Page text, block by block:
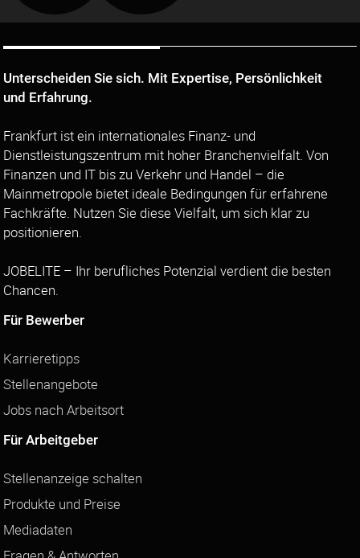
Unterscheiden Sie sich. Mit Expertise, Persönlichkeit
und Erfahrung.
Frankfurt ist ein internationales Finanz- und
Dienstleistungszentrum mit hoher Branchenvielfalt. Von
Finanzen und IT bis zu Verkehr und Handel – die
Mainmetropole bietet ideale Bedingungen für erfahrene
Fachkräfte. Nutzen Sie diese Vielfalt, um sich klar zu
positionieren.
JOBELITE – Ihr berufliches Potenzial verdient die besten
Chancen.
Für Bewerber
Karrieretipps
Stellenangebote
Jobs nach Arbeitsort
Für Arbeitgeber
Stellenanzeige schalten
Produkte und Preise
Mediadaten